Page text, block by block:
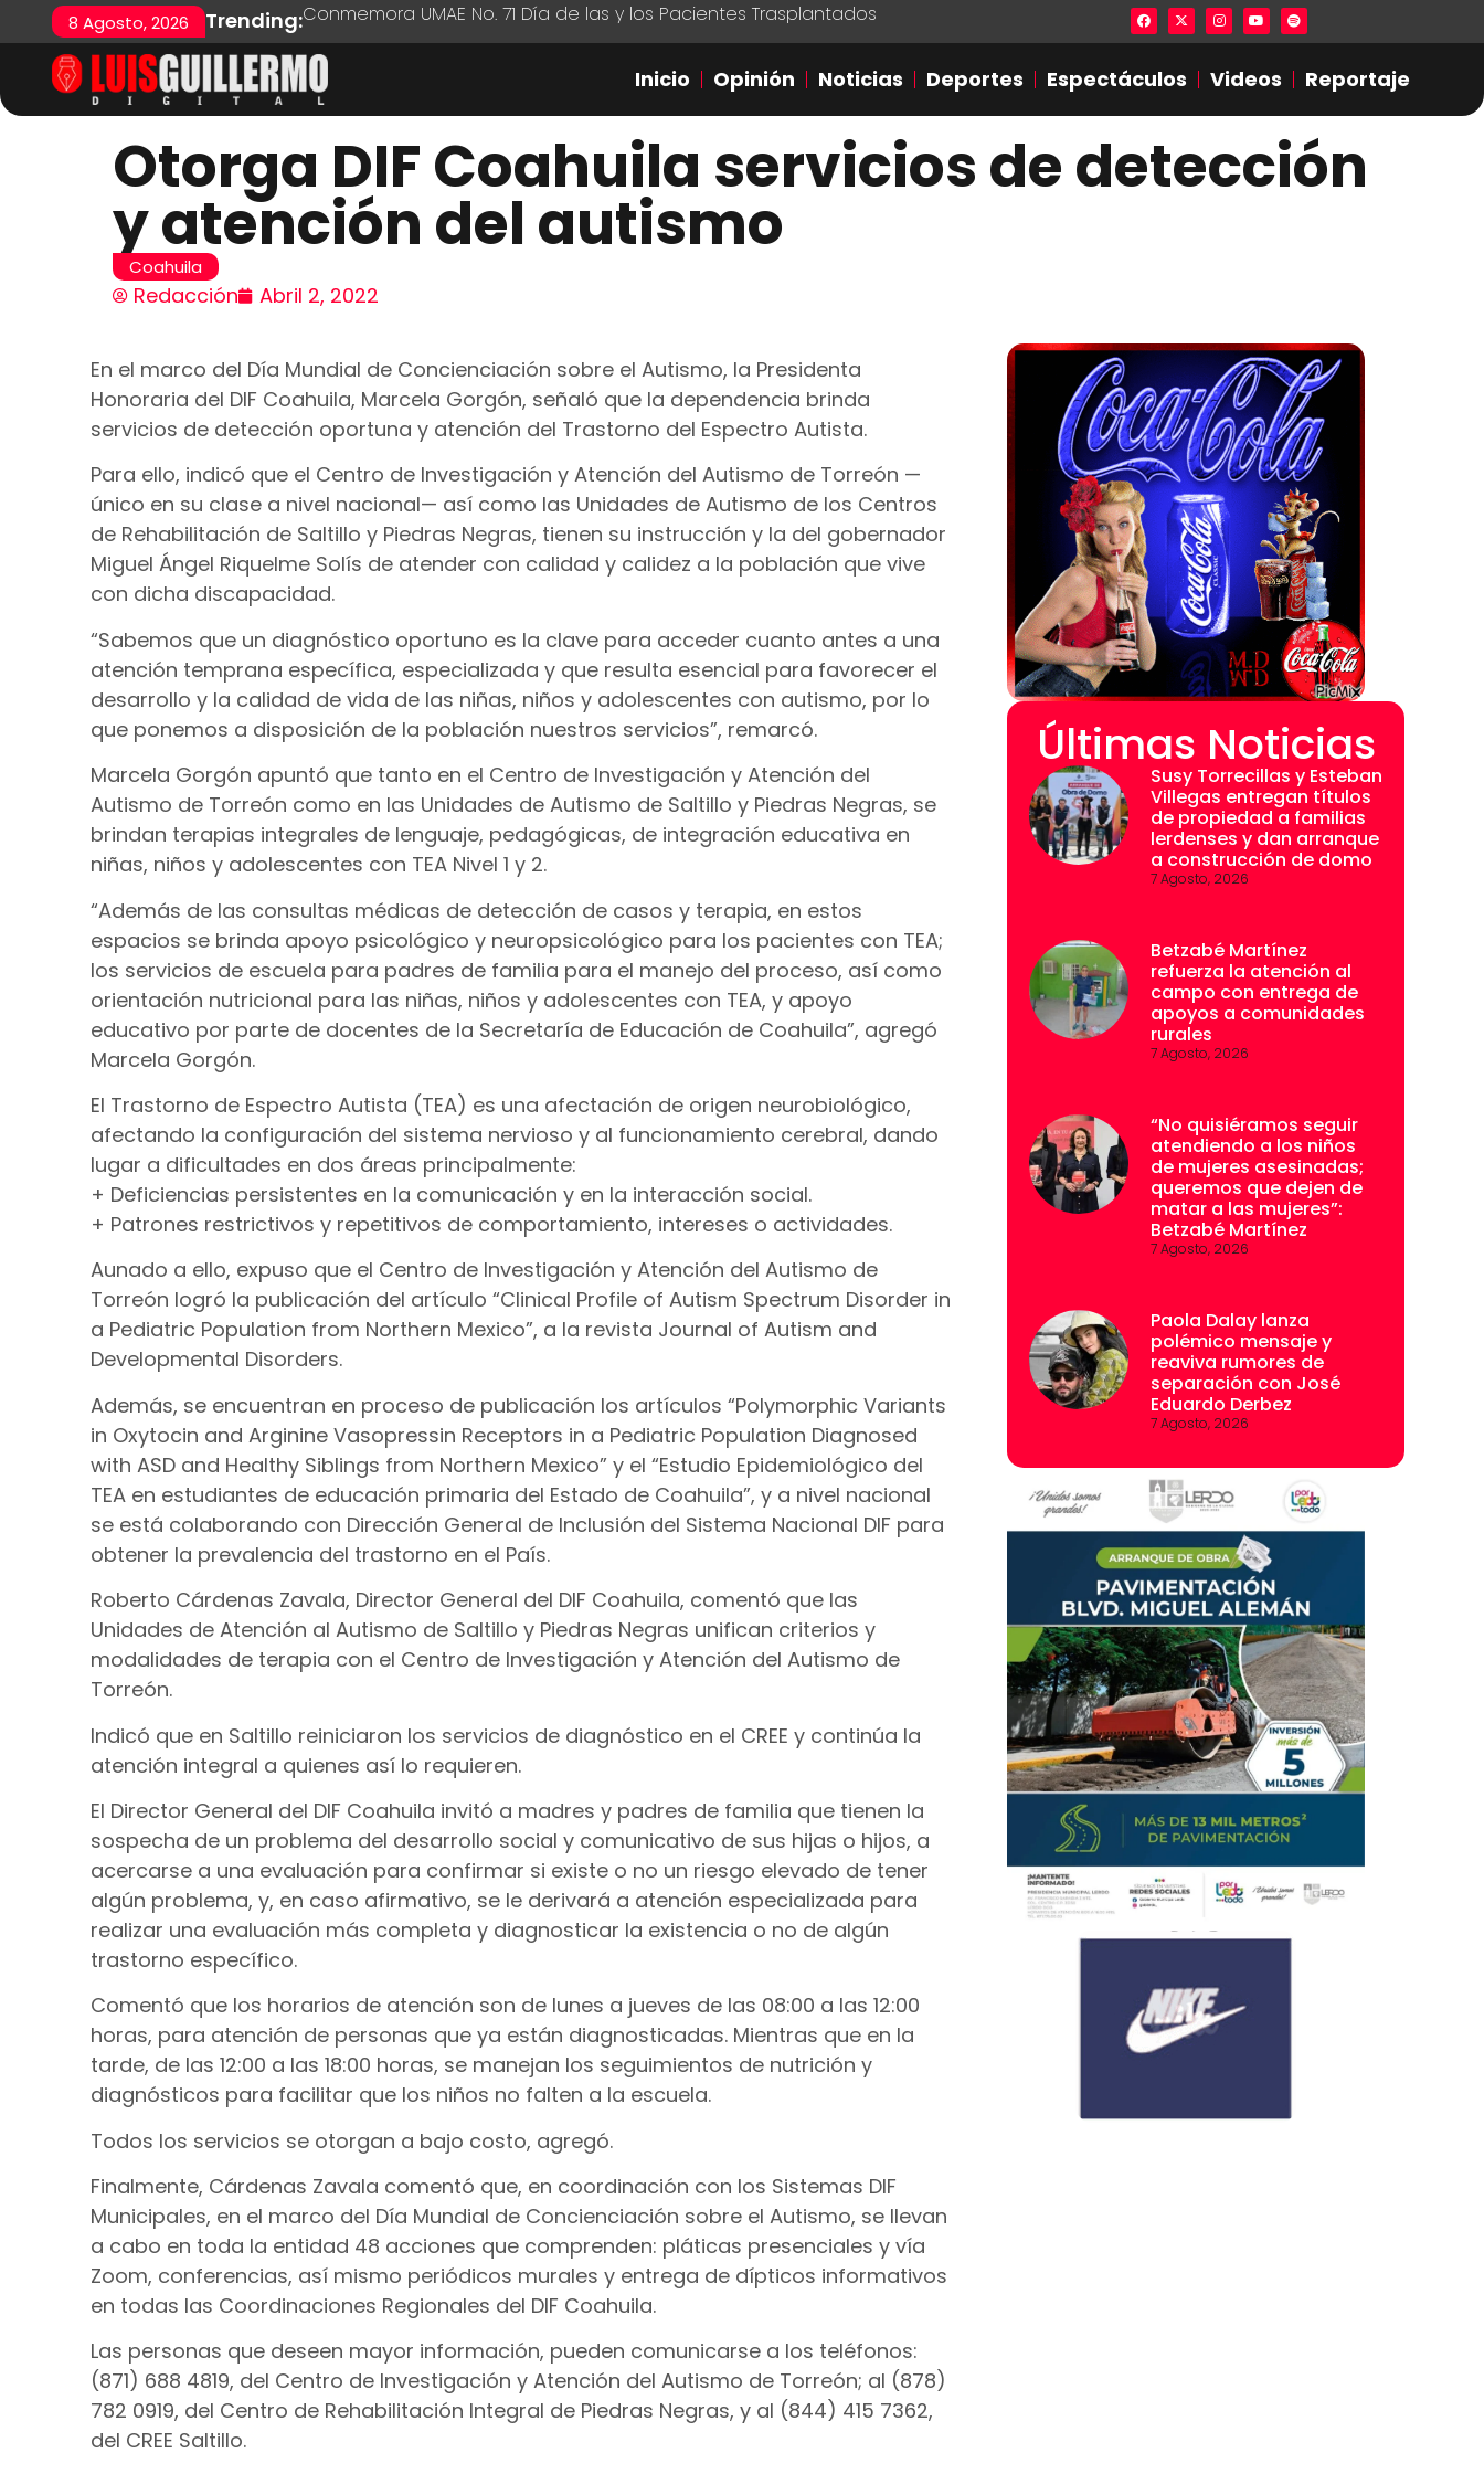
8 Agosto, 2026 Trending:Conmemora UMAE No. 71 Día de las y los Pacientes Trasplantados Lista en excel expone presuntas
Inicio Opinión Noticias Deportes Espectáculos Videos Reportaje
Otorga DIF Coahuila servicios de detección
y atención del autismo
Coahuila
Redacción Abril 2, 2022
En el marco del Día Mundial de Concienciación sobre el Autismo, la Presidenta
Honoraria del DIF Coahuila, Marcela Gorgón, señaló que la dependencia brinda
servicios de detección oportuna y atención del Trastorno del Espectro Autista.
Para ello, indicó que el Centro de Investigación y Atención del Autismo de Torreón —
único en su clase a nivel nacional— así como las Unidades de Autismo de los Centros
de Rehabilitación de Saltillo y Piedras Negras, tienen su instrucción y la del gobernador
Miguel Ángel Riquelme Solís de atender con calidad y calidez a la población que vive
con dicha discapacidad.
“Sabemos que un diagnóstico oportuno es la clave para acceder cuanto antes a una
atención temprana específica, especializada y que resulta esencial para favorecer el
desarrollo y la calidad de vida de las niñas, niños y adolescentes con autismo, por lo
que ponemos a disposición de la población nuestros servicios”, remarcó.
Marcela Gorgón apuntó que tanto en el Centro de Investigación y Atención del
Autismo de Torreón como en las Unidades de Autismo de Saltillo y Piedras Negras, se
brindan terapias integrales de lenguaje, pedagógicas, de integración educativa en
niñas, niños y adolescentes con TEA Nivel 1 y 2.
“Además de las consultas médicas de detección de casos y terapia, en estos
espacios se brinda apoyo psicológico y neuropsicológico para los pacientes con TEA;
los servicios de escuela para padres de familia para el manejo del proceso, así como
orientación nutricional para las niñas, niños y adolescentes con TEA, y apoyo
educativo por parte de docentes de la Secretaría de Educación de Coahuila”, agregó
Marcela Gorgón.
El Trastorno de Espectro Autista (TEA) es una afectación de origen neurobiológico,
afectando la configuración del sistema nervioso y al funcionamiento cerebral, dando
lugar a dificultades en dos áreas principalmente:
+ Deficiencias persistentes en la comunicación y en la interacción social.
+ Patrones restrictivos y repetitivos de comportamiento, intereses o actividades.
Aunado a ello, expuso que el Centro de Investigación y Atención del Autismo de
Torreón logró la publicación del artículo “Clinical Profile of Autism Spectrum Disorder in
a Pediatric Population from Northern Mexico”, a la revista Journal of Autism and
Developmental Disorders.
Además, se encuentran en proceso de publicación los artículos “Polymorphic Variants
in Oxytocin and Arginine Vasopressin Receptors in a Pediatric Population Diagnosed
with ASD and Healthy Siblings from Northern Mexico” y el “Estudio Epidemiológico del
TEA en estudiantes de educación primaria del Estado de Coahuila”, y a nivel nacional
se está colaborando con Dirección General de Inclusión del Sistema Nacional DIF para
obtener la prevalencia del trastorno en el País.
Roberto Cárdenas Zavala, Director General del DIF Coahuila, comentó que las
Unidades de Atención al Autismo de Saltillo y Piedras Negras unifican criterios y
modalidades de terapia con el Centro de Investigación y Atención del Autismo de
Torreón.
Indicó que en Saltillo reiniciaron los servicios de diagnóstico en el CREE y continúa la
atención integral a quienes así lo requieren.
El Director General del DIF Coahuila invitó a madres y padres de familia que tienen la
sospecha de un problema del desarrollo social y comunicativo de sus hijas o hijos, a
acercarse a una evaluación para confirmar si existe o no un riesgo elevado de tener
algún problema, y, en caso afirmativo, se le derivará a atención especializada para
realizar una evaluación más completa y diagnosticar la existencia o no de algún
trastorno específico.
Comentó que los horarios de atención son de lunes a jueves de las 08:00 a las 12:00
horas, para atención de personas que ya están diagnosticadas. Mientras que en la
tarde, de las 12:00 a las 18:00 horas, se manejan los seguimientos de nutrición y
diagnósticos para facilitar que los niños no falten a la escuela.
Todos los servicios se otorgan a bajo costo, agregó.
Finalmente, Cárdenas Zavala comentó que, en coordinación con los Sistemas DIF
Municipales, en el marco del Día Mundial de Concienciación sobre el Autismo, se llevan
a cabo en toda la entidad 48 acciones que comprenden: pláticas presenciales y vía
Zoom, conferencias, así mismo periódicos murales y entrega de dípticos informativos
en todas las Coordinaciones Regionales del DIF Coahuila.
Las personas que deseen mayor información, pueden comunicarse a los teléfonos:
(871) 688 4819, del Centro de Investigación y Atención del Autismo de Torreón; al (878)
782 0919, del Centro de Rehabilitación Integral de Piedras Negras, y al (844) 415 7362,
del CREE Saltillo.
Últimas Noticias
Susy Torrecillas y Esteban
Villegas entregan títulos
de propiedad a familias
lerdenses y dan arranque
a construcción de domo
7 Agosto, 2026
Betzabé Martínez
refuerza la atención al
campo con entrega de
apoyos a comunidades
rurales
7 Agosto, 2026
“No quisiéramos seguir
atendiendo a los niños
de mujeres asesinadas;
queremos que dejen de
matar a las mujeres”:
Betzabé Martínez
7 Agosto, 2026
Paola Dalay lanza
polémico mensaje y
reaviva rumores de
separación con José
Eduardo Derbez
7 Agosto, 2026